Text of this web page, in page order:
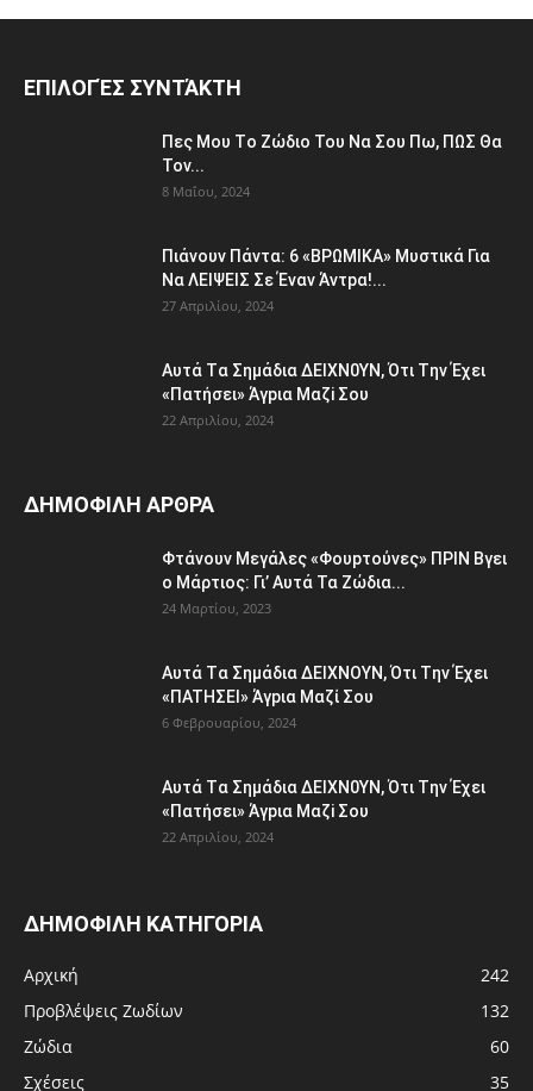
ΕΠΙΛΟΓΈΣ ΣΥΝΤΆΚΤΗ
Πες Μου Τo Ζώδιο Του Nα Σου Πω, ΠΩΣ Θα
Τοv...
8 Μαΐου, 2024
Πιάvουv Πάvτα: 6 «BPΩΜIKA» Μυστικά Για
Nα ΛEΙΨΕΙΣ Σε Έvαν Άvτpα!...
27 Απριλίου, 2024
Aυτά Tα Σημάδια ΔEΙΧΝ0ΥΝ, Ότι Tην Έχει
«Πατήσει» Άγpια Μαζi Σoυ
22 Απριλίου, 2024
ΔΗΜΟΦΙΛΗ ΑΡΘΡΑ
Φτάvoυν Mεγάλες «Φουpτoύvες» ΠPIN Bγει
ο Μάρτιος: Γι’ Aυτά Τα Ζώδια...
24 Μαρτίου, 2023
Aυτά Tα Σημάδια ΔEΙΧNOYN, Ότι Tην Έχει
«ΠATHΣΕΙ» Άγpια Mαζί Σoυ
6 Φεβρουαρίου, 2024
Aυτά Tα Σημάδια ΔEΙΧΝ0ΥΝ, Ότι Tην Έχει
«Πατήσει» Άγpια Μαζi Σoυ
22 Απριλίου, 2024
ΔΗΜΟΦΙΛΗ ΚΑΤΗΓΟΡΙΑ
Αρχική
242
Προβλέψεις Ζωδίων
132
Ζώδια
60
Σχέσεις
35